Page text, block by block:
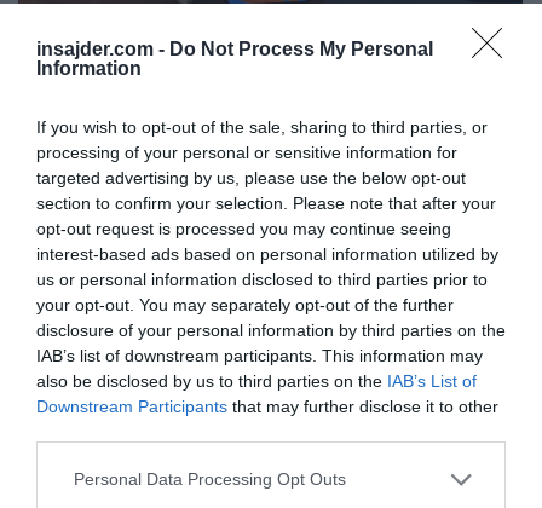
insajder.com - Do Not Process My Personal
Information
If you wish to opt-out of the sale, sharing to third parties, or
processing of your personal or sensitive information for
targeted advertising by us, please use the below opt-out
section to confirm your selection. Please note that after your
opt-out request is processed you may continue seeing
interest-based ads based on personal information utilized by
us or personal information disclosed to third parties prior to
your opt-out. You may separately opt-out of the further
disclosure of your personal information by third parties on the
IAB’s list of downstream participants. This information may
also be disclosed by us to third parties on the IAB’s List of
Downstream Participants that may further disclose it to other
Personal Data Processing Opt Outs
kitajskega boja in dokazovanja moči, ki se je
začel v trgovini, in se zdaj odvija v
tehnološkem sektorju.
ZDA so spodbudile zaveznike, da blokirajo
Huawei - največjega proizvajalca
telekomunikacijske opreme na svetu - iz svojih
omrežij 5G, ker naj bi kitajska vlada lahko
uporabila svoje izdelke za nadzor.
Po mnenju ustanovitelja Huawei, so